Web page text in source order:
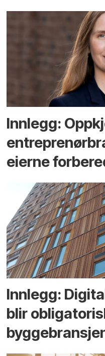
Innlegg:
eierne
Innlegg:
blir